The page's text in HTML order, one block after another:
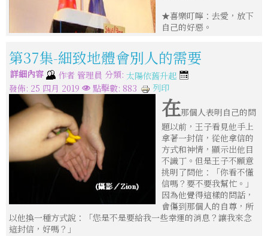
★喜樂叮嚀：去愛，放下
自己的好惡。
第37集-細致地體會別人的需要
詳細內容 作者 管理員 分類: 太陽依舊升起
發佈: 25 四月 2019
點擊數: 883 列印
在那個人表明自己的問
題以前，王子看見他手上
拿著一封信，從他拿信的
方式和神情，顯示出他目
不識丁。但是王子不願意
挑明了問他：「你看不懂
信嗎？要不要我幫忙。」
因為他覺得這樣的問話，
會傷到那個人的自尊，所
以他換一種方式說：「您是不是要給我一些幸運的消息？讓我來念
這封信，好嗎？」